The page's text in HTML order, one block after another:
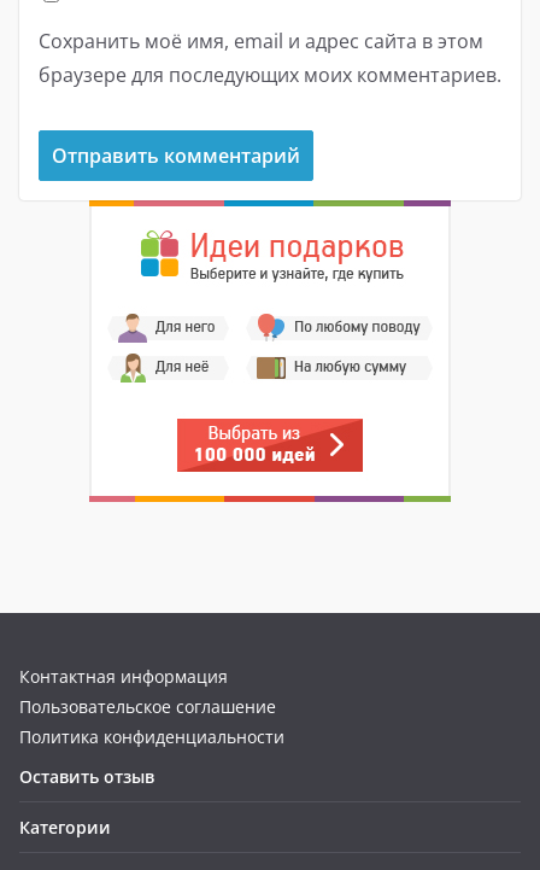
Сохранить моё имя, email и адрес сайта в этом
браузере для последующих моих комментариев.
Контактная информация
Пользовательское соглашение
Политика конфиденциальности
Оставить отзыв
Категории